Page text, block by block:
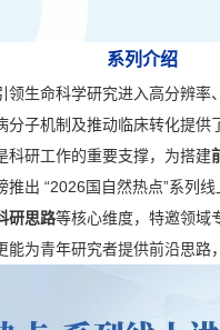
系列介绍
领生命科学研究进入高分辨
分子机制及推动临床转化提
科研工作的重要支撑，为搭建
出 “2026国自然热点”系列
研思路等核心维度，特邀领域
为青年研究者提供前沿思路